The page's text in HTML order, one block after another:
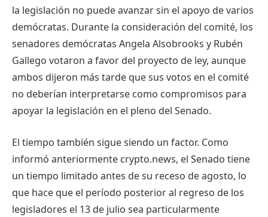
la legislación no puede avanzar sin el apoyo de varios
demócratas. Durante la consideración del comité, los
senadores demócratas Angela Alsobrooks y Rubén
Gallego votaron a favor del proyecto de ley, aunque
ambos dijeron más tarde que sus votos en el comité
no deberían interpretarse como compromisos para
apoyar la legislación en el pleno del Senado.
El tiempo también sigue siendo un factor. Como
informó anteriormente crypto.news, el Senado tiene
un tiempo limitado antes de su receso de agosto, lo
que hace que el período posterior al regreso de los
legisladores el 13 de julio sea particularmente